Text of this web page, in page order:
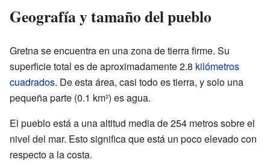
Geografía y tamaño del pueblo
Gretna se encuentra en una zona de tierra firme. Su
superficie total es de aproximadamente 2.8 kilómetros
cuadrados. De esta área, casi todo es tierra, y solo una
pequeña parte (0.1 km²) es agua.
El pueblo está a una altitud media de 254 metros sobre el
nivel del mar. Esto significa que está un poco elevado con
respecto a la costa.